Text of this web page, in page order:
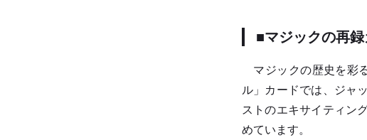
■マジックの再
マジックの歴史を彩
ル」カードでは、ジャ
ストのエキサイティン
めています。